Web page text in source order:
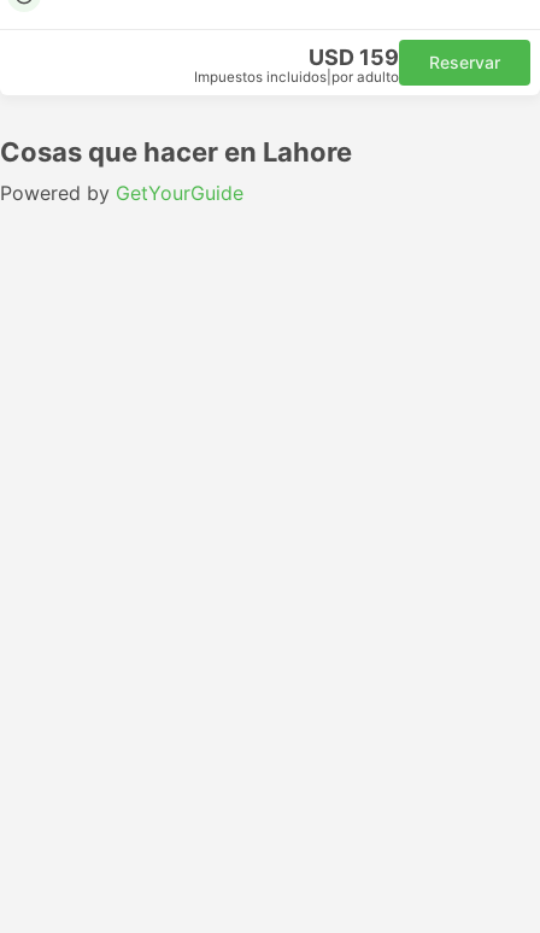
USD 159
Impuestos incluidos por adulto
Reservar
Cosas que hacer en Lahore
Powered by GetYourGuide